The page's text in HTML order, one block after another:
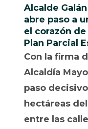
Alcalde
abre paso a
el corazón de
Plan Parcial
Con la firma
Alcaldía
paso
hectáreas
entre las